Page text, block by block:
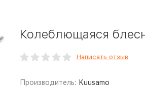
Колеблющаяся
Написать отзыв
Производитель: Kuusamo